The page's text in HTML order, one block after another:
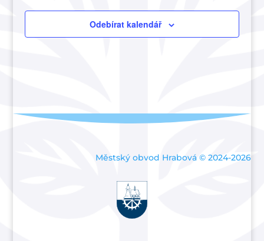
Odebírat kalendář
Městský obvod Hrabová © 2024-2026